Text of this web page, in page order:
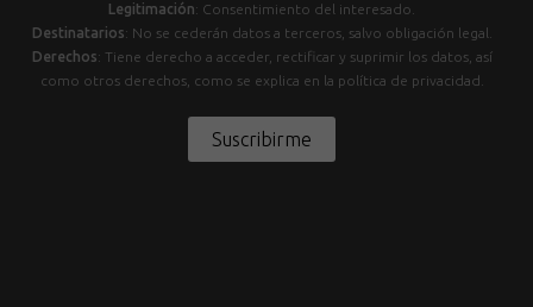
Legitimación: Consentimiento del interesado.
Destinatarios: No se cederán datos a terceros, salvo obligación legal.
Derechos: Tiene derecho a acceder, rectificar y suprimir los datos, así
como otros derechos, como se explica en la política de privacidad.
Suscribirme